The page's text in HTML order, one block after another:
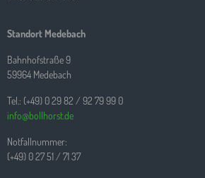
Standort Medebach
Bahnhofstraße 9
59964 Medebach
Tel.: (+49) 0 29 82 / 92 79 99 0
info@bollhorst.de
Notfallnummer:
(+49) 0 27 51 / 71 37